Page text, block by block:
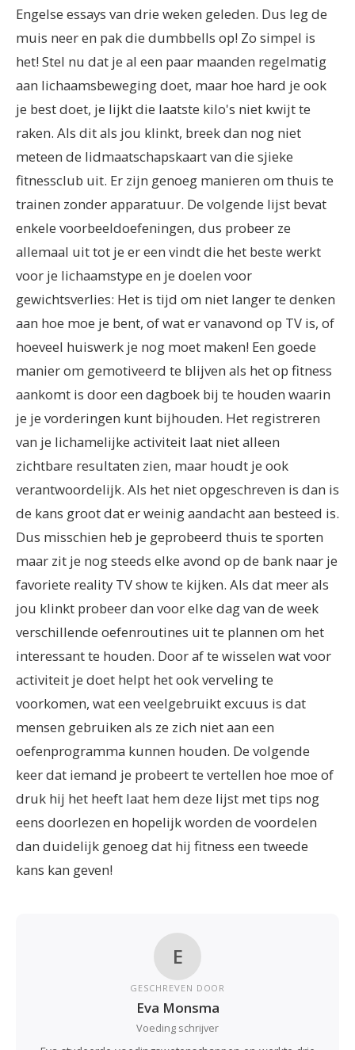
Engelse essays van drie weken geleden. Dus leg de
muis neer en pak die dumbbells op! Zo simpel is
het! Stel nu dat je al een paar maanden regelmatig
aan lichaamsbeweging doet, maar hoe hard je ook
je best doet, je lijkt die laatste kilo's niet kwijt te
raken. Als dit als jou klinkt, breek dan nog niet
meteen de lidmaatschapskaart van die sjieke
fitnessclub uit. Er zijn genoeg manieren om thuis te
trainen zonder apparatuur. De volgende lijst bevat
enkele voorbeeldoefeningen, dus probeer ze
allemaal uit tot je er een vindt die het beste werkt
voor je lichaamstype en je doelen voor
gewichtsverlies: Het is tijd om niet langer te denken
aan hoe moe je bent, of wat er vanavond op TV is, of
hoeveel huiswerk je nog moet maken! Een goede
manier om gemotiveerd te blijven als het op fitness
aankomt is door een dagboek bij te houden waarin
je je vorderingen kunt bijhouden. Het registreren
van je lichamelijke activiteit laat niet alleen
zichtbare resultaten zien, maar houdt je ook
verantwoordelijk. Als het niet opgeschreven is dan is
de kans groot dat er weinig aandacht aan besteed is.
Dus misschien heb je geprobeerd thuis te sporten
maar zit je nog steeds elke avond op de bank naar je
favoriete reality TV show te kijken. Als dat meer als
jou klinkt probeer dan voor elke dag van de week
verschillende oefenroutines uit te plannen om het
interessant te houden. Door af te wisselen wat voor
activiteit je doet helpt het ook verveling te
voorkomen, wat een veelgebruikt excuus is dat
mensen gebruiken als ze zich niet aan een
oefenprogramma kunnen houden. De volgende
keer dat iemand je probeert te vertellen hoe moe of
druk hij het heeft laat hem deze lijst met tips nog
eens doorlezen en hopelijk worden de voordelen
dan duidelijk genoeg dat hij fitness een tweede
kans kan geven!
E
GESCHREVEN DOOR
Eva Monsma
Voeding schrijver